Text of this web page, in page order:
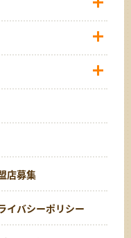
店募集
イバシーポリシー